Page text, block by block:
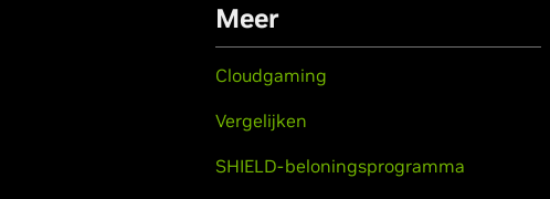
Meer
Cloudgaming
Vergelijken
SHIELD-beloningsprogramma